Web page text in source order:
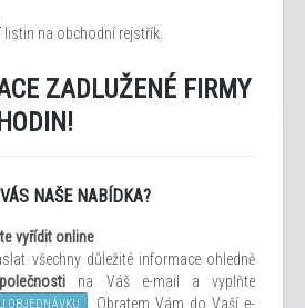
listin na obchodní rejstřík.
ZADLUŽENÉ FIRMY
NAŠE NABÍDKA?
vyříditonline
všechny důležité informace ohledně
na Váš e-mail a vyplňte
OBJEDNÁVKU
. Obratem Vám do Vaší e-